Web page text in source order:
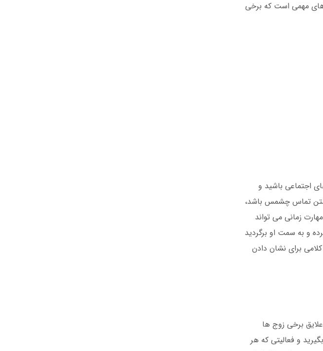
های مهمی است که برخی
اجتماعی باشید و
تماس چشمس باشد،
زمانی می تواند
و به سمت او برگردید
برای نشان دادن
برخی زوج ها
و فعالیتی که هر